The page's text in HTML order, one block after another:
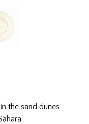
the sand dunes